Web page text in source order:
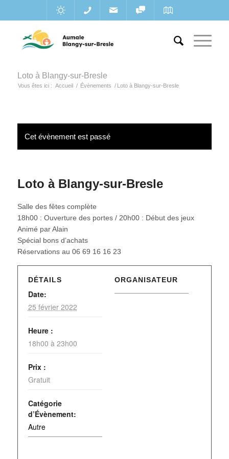
Loto à Blangy-sur-Bresle
Vous êtes ici : Accueil / Évènements / Loto à Blangy-sur-Bresle
Cet évènement est passé
Loto à Blangy-sur-Bresle
Salle des fêtes complète
18h00 : Ouverture des portes / 20h00 : Début des jeux
Animé par Alain
Spécial bons d’achats
Réservations au 06 69 16 16 23
DÉTAILS
Date:
25 février 2022
Heure :
18h00 à 23h00
Prix :
Gratuit
Catégorie
d’Évènement:
Autre
ORGANISATEUR